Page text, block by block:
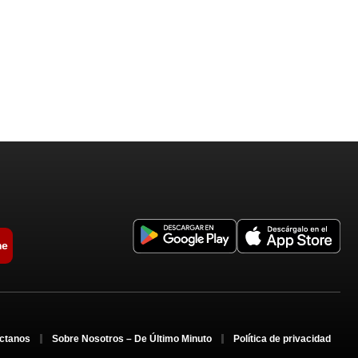
Sobre Nosotros – De Último Minuto Política de privacidad